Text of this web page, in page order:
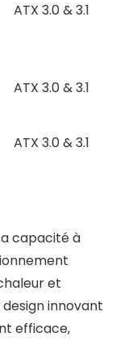
ATX 3.0 & 3.1
ATX 3.0 & 3.1
ATX 3.0 & 3.1
capacité à
et
innovant
efficace,